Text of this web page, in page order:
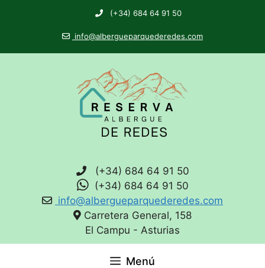
(+34) 684 64 91 50
info@albergueparquederedes.com
(+34) 684 64 91 50
(+34) 684 64 91 50
info@albergueparquederedes.com
Carretera General, 158
El Campu - Asturias
Menú